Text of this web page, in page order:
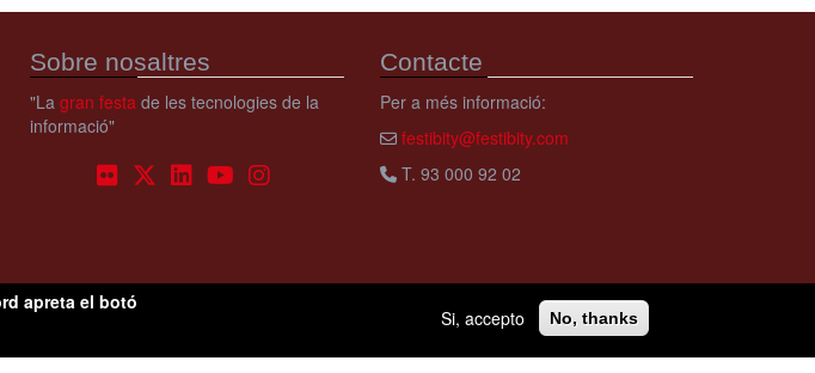
Sobre nosaltres
"La gran festa de les tecnologies de la
informació"
Contacte
Per a més informació:
festibity@festibity.com
T. 93 000 92 02
apreta el botó
Si, accepto No, thanks